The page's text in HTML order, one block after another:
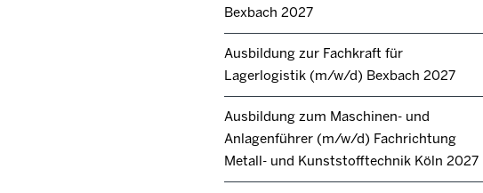
Bexbach 2027
Ausbildung zur Fachkraft für
Lagerlogistik (m/w/d) Bexbach 2027
Ausbildung zum Maschinen- und
Anlagenführer (m/w/d) Fachrichtung
Metall- und Kunststofftechnik Köln 2027